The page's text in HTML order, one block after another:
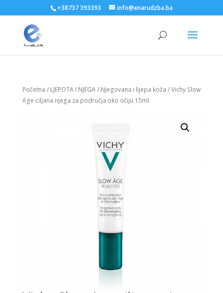
+38737 393393 info@enarudzba.ba
Početna / LJEPOTA I NJEGA/ Njegovana i lijepa koža / Vichy Slow
Age ciljana njega za područja oko očiju 15ml